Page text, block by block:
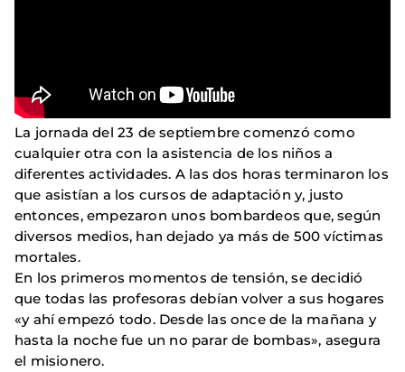
La jornada del 23 de septiembre comenzó como
cualquier otra con la asistencia de los niños a
diferentes actividades. A las dos horas terminaron los
que asistían a los cursos de adaptación y, justo
entonces, empezaron unos bombardeos que, según
diversos medios, han dejado ya más de 500 víctimas
mortales.
En los primeros momentos de tensión, se decidió
que todas las profesoras debían volver a sus hogares
«y ahí empezó todo. Desde las once de la mañana y
hasta la noche fue un no parar de bombas», asegura
el misionero.